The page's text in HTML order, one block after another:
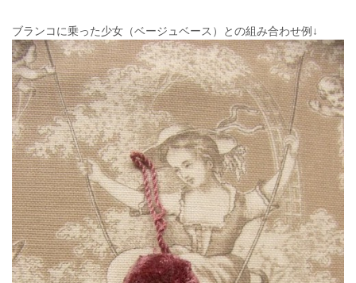
ブランコに乗った少女（ベージュベース）との組み合わせ例↓